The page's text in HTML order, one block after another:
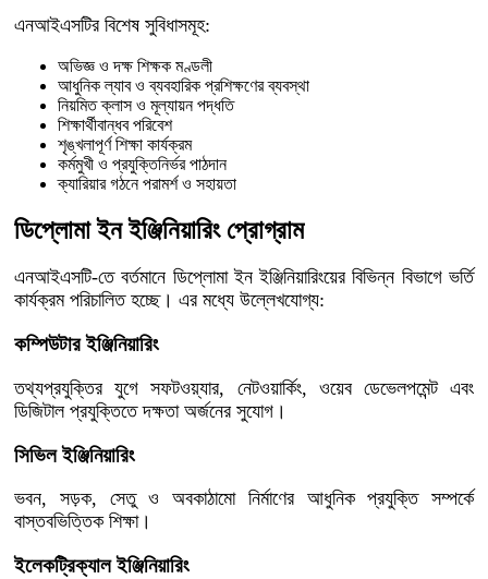
এনআইএসটির বিশেষ সুবিধাসমূহ:
অভিজ্ঞ ও দক্ষ শিক্ষক মণ্ডলী
আধুনিক ল্যাব ও ব্যবহারিক প্রশিক্ষণের ব্যবস্থা
নিয়মিত ক্লাস ও মূল্যায়ন পদ্ধতি
শিক্ষার্থীবান্ধব পরিবেশ
শৃঙ্খলাপূর্ণ শিক্ষা কার্যক্রম
কর্মমুখী ও প্রযুক্তিনির্ভর পাঠদান
ক্যারিয়ার গঠনে পরামর্শ ও সহায়তা
ডিপ্লোমা ইন ইঞ্জিনিয়ারিং প্রোগ্রাম
এনআইএসটি-তে বর্তমানে ডিপ্লোমা ইন ইঞ্জিনিয়ারিংয়ের বিভিন্ন বিভাগে ভর্তি
কার্যক্রম পরিচালিত হচ্ছে। এর মধ্যে উল্লেখযোগ্য:
কম্পিউটার ইঞ্জিনিয়ারিং
তথ্যপ্রযুক্তির যুগে সফটওয়্যার, নেটওয়ার্কিং, ওয়েব ডেভেলপমেন্ট এবং
ডিজিটাল প্রযুক্তিতে দক্ষতা অর্জনের সুযোগ।
সিভিল ইঞ্জিনিয়ারিং
ভবন, সড়ক, সেতু ও অবকাঠামো নির্মাণের আধুনিক প্রযুক্তি সম্পর্কে
বাস্তবভিত্তিক শিক্ষা।
ইলেকট্রিক্যাল ইঞ্জিনিয়ারিং